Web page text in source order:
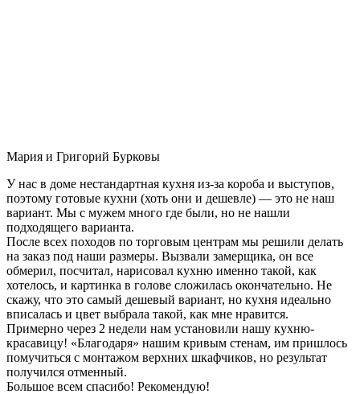
Мария и Григорий Бурковы
У нас в доме нестандартная кухня из-за короба и выступов,
поэтому готовые кухни (хоть они и дешевле) — это не наш
вариант. Мы с мужем много где были, но не нашли
подходящего варианта.
После всех походов по торговым центрам мы решили делать
на заказ под наши размеры. Вызвали замерщика, он все
обмерил, посчитал, нарисовал кухню именно такой, как
хотелось, и картинка в голове сложилась окончательно. Не
скажу, что это самый дешевый вариант, но кухня идеально
вписалась и цвет выбрала такой, как мне нравится.
Примерно через 2 недели нам установили нашу кухню-
красавицу! «Благодаря» нашим кривым стенам, им пришлось
помучиться с монтажом верхних шкафчиков, но результат
получился отменный.
Большое всем спасибо! Рекомендую!